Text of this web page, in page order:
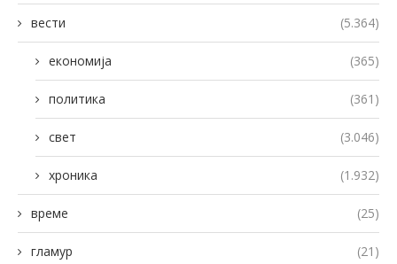
вести (5.364)
економија (365)
политика (361)
свет (3.046)
хроника (1.932)
време (25)
гламур (21)